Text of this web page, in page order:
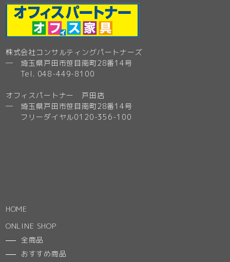
株式会社コンサルティングパートナーズ
─ 埼玉県戸田市笹目南町28番14号
Tel. 048-449-8100
オフィスパートナー 戸田店
─ 埼玉県戸田市笹目南町28番14号
フリーダイヤル0120-356-100
HOME
ONLINE SHOP
全商品
おすすめ商品